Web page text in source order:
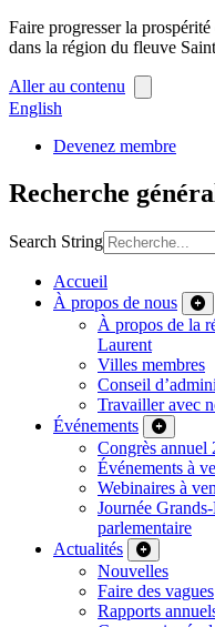
Faire progresser la
dans la région du fleuve
Aller au contenu
English
Devenez membre
Recherche
Search String
Accueil
À propos de nous
À propos de la
Laurent
Villes membres
Conseil
Travailler avec
Événements
Congrès
Événements à
Webinaires à
Journée
parlementaire
Actualités
Nouvelles
Faire des vagues
Rapports